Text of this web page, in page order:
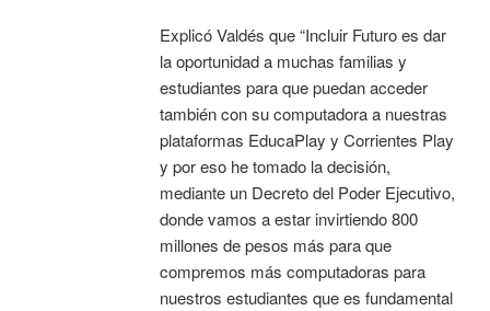
Explicó Valdés que “Incluir Futuro es dar
la oportunidad a muchas familias y
estudiantes para que puedan acceder
también con su computadora a nuestras
plataformas EducaPlay y Corrientes Play
y por eso he tomado la decisión,
mediante un Decreto del Poder Ejecutivo,
donde vamos a estar invirtiendo 800
millones de pesos más para que
compremos más computadoras para
nuestros estudiantes que es fundamental